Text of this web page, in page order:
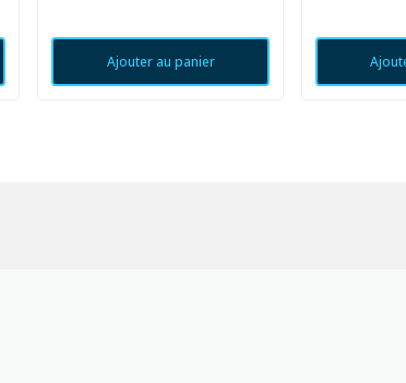
Ajouter au panier